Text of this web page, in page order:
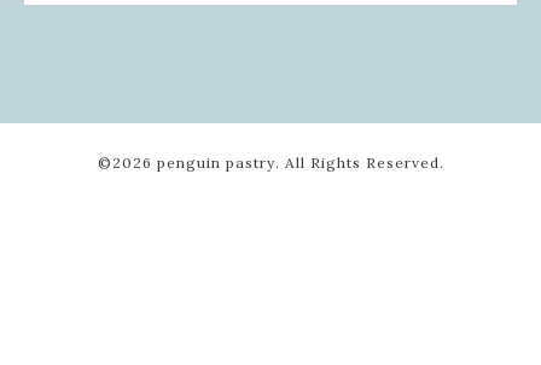
©2026 penguin pastry. All Rights Reserved.